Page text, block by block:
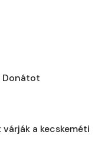
Donátot
a kecskeméti